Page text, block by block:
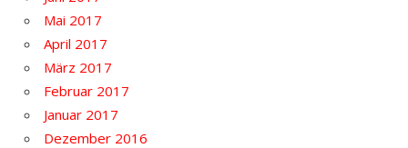
Mai 2017
April 2017
März 2017
Februar 2017
Januar 2017
Dezember 2016